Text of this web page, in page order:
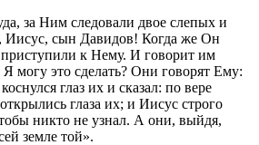
за Ним следовали двое слепых и
Иисус, сын Давидов! Когда же Он
к Нему. И говорит им
могу это сделать? Они говорят Ему:
глаз их и сказал: по вере
глаза их; и Иисус строго
никто не узнал. А они, выйдя,
земле той».